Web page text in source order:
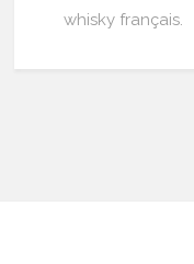
whisky français.